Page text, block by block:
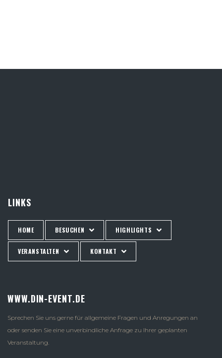
LINKS
HOME BESUCHEN HIGHLIGHTS
VERANSTALTEN KONTAKT
WWW.DIN-EVENT.DE
Sprechen Sie uns gerne für allgemeine Fragen und Anregungen an
oder senden Sie eine unverbindliche Anfrage zu Ihrer geplanten
Veranstaltung.